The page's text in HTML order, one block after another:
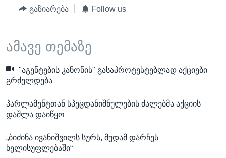
გაზიარება Follow us
ამავე თემაზე
"აგენტების კანონის" გასაპროტესტებლად აქციები
გრძელდება
პარლამენტთან სპეცდანიშნულების ძალებმა აქციის
დაშლა დაიწყო
„ბიძინა ივანიშვილს სურს, მუდამ დარჩეს
ხელისუფლებაში“